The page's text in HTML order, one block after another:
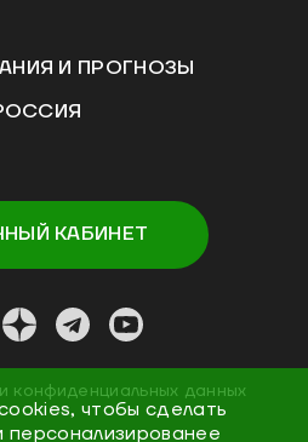
И ПРОГНОЗЫ
КАБИНЕТ
конфиденциальных данных
чтобы сделать